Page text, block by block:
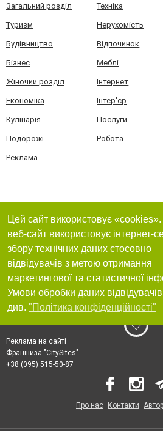
Загальний розділ Техніка
Туризм Нерухомість
Будівництво Відпочинок
Бізнес Меблі
Жіночий розділ Інтернет
Економіка Інтер'єр
Кулінарія Послуги
Подорожі Робота
Реклама
Цей сайт використовує
веб-сайт використовує інтернет-
збору технічних даних стосовно
відвідувачів з метою отримання
маркетингової та статистичної
Умови обробки даних
див. "Політика конфіденційності"
Реклама на сайті
Франшиза "CitySites"
+38 (095) 515-50-87
Про нас Контакти